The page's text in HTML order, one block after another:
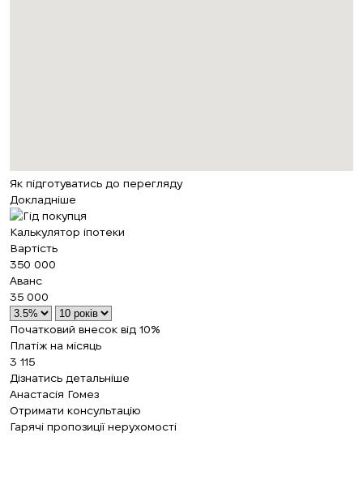
Як підготуватись до перегляду
Докладніше
Калькулятор іпотеки
Вартість
350 000
Аванс
35 000
Початковий внесок від 10%
Платіж на місяць
3 115
Дізнатись детальніше
Анастасія Гомез
Отримати консультацію
Гарячі пропозиції нерухомості